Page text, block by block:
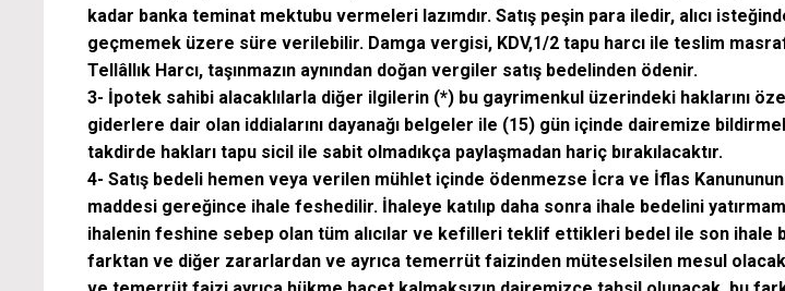
kadar banka teminat mektubu vermeleri lazımdır. Satış peşin para iledir, alıcı
geçmemek üzere süre verilebilir. Damga vergisi, KDV,1/2 tapu harcı ile teslim
Tellâllık Harcı, taşınmazın aynından doğan vergiler satış bedelinden ödenir.
3- İpotek sahibi alacaklılarla diğer ilgilerin (*) bu gayrimenkul üzerindeki haklarını
giderlere dair olan iddialarını dayanağı belgeler ile (15) gün içinde dairemize
takdirde hakları tapu sicil ile sabit olmadıkça paylaşmadan hariç bırakılacaktır.
4- Satış bedeli hemen veya verilen mühlet içinde ödenmezse İcra ve İflas
maddesi gereğince ihale feshedilir. İhaleye katılıp daha sonra ihale bedelini
ihalenin feshine sebep olan tüm alıcılar ve kefilleri teklif ettikleri bedel ile son ihale
farktan ve diğer zararlardan ve ayrıca temerrüt faizinden müteselsilen mesul